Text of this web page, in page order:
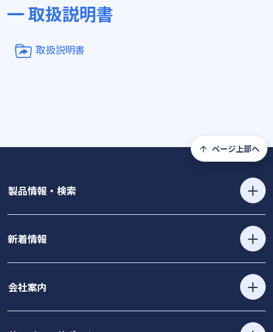
取扱説明書
取扱説明書
ページ上部へ
製品情報・検索
新着情報
会社案内